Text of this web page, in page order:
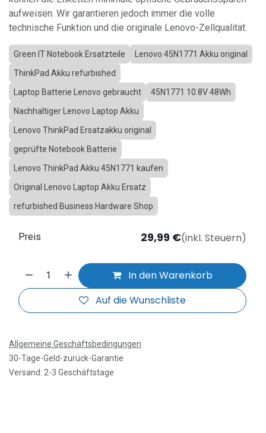
aufweisen. Wir garantieren jedoch immer die volle
technische Funktion und die originale Lenovo-Zellqualität.
Green IT Notebook Ersatzteile
Lenovo 45N1771 Akku original
ThinkPad Akku refurbished
Laptop Batterie Lenovo gebraucht
45N1771 10.8V 48Wh
Nachhaltiger Lenovo Laptop Akku
Lenovo ThinkPad Ersatzakku original
geprüfte Notebook Batterie
Lenovo ThinkPad Akku 45N1771 kaufen
Original Lenovo Laptop Akku Ersatz
refurbished Business Hardware Shop
In den Warenkorb
Auf die Wunschliste
Preis 29,99 €(inkl. Steuern)
Allgemeine Geschäftsbedingungen
30-Tage-Geld-zurück-Garantie
Versand: 2-3 Geschäftstage